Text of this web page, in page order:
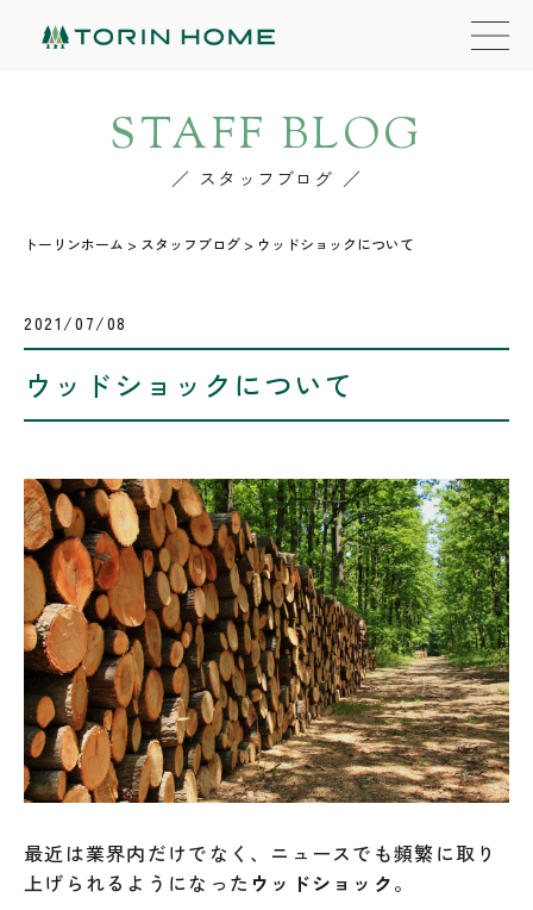
STAFF BLOG
スタッフブログ
トーリンホーム > スタッフブログ > ウッドショックについて
2021/07/08
ウッドショックについて
最近は業界内だけでなく、ニュースでも頻繁に取り
上げられるようになった ウッドショック。